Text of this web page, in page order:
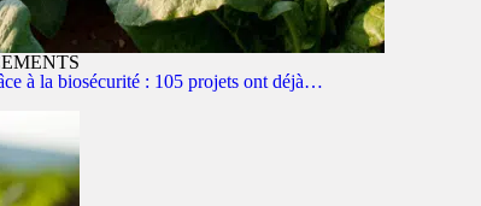
à la biosécurité : 105 projets ont déjà…